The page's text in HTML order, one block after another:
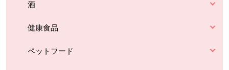
酒
健康食品
ペットフード